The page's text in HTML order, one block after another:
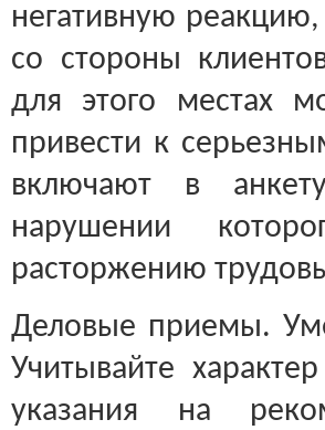
негативную
со стороны
для этого местах
привести к
включают в
нарушении
расторжению
Деловые приемы.
Учитывайте
указания на